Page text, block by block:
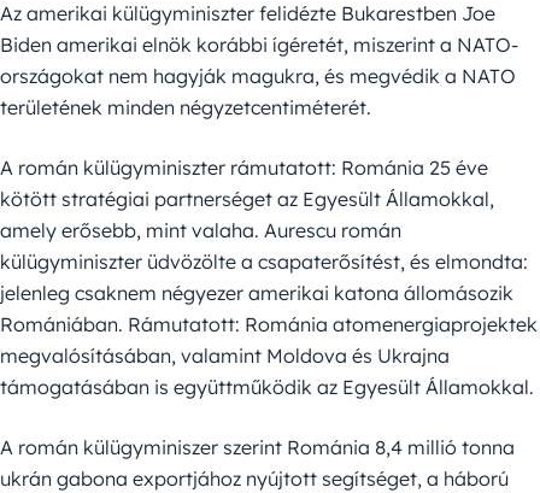
Az amerikai külügyminiszter felidézte Bukarestben Joe
Biden amerikai elnök korábbi ígéretét, miszerint a NATO-
országokat nem hagyják magukra, és megvédik a NATO
területének minden négyzetcentiméterét.
A román külügyminiszter rámutatott: Románia 25 éve
kötött stratégiai partnerséget az Egyesült Államokkal,
amely erősebb, mint valaha. Aurescu román
külügyminiszter üdvözölte a csapaterősítést, és elmondta:
jelenleg csaknem négyezer amerikai katona állomásozik
Romániában. Rámutatott: Románia atomenergiaprojektek
megvalósításában, valamint Moldova és Ukrajna
támogatásában is együttműködik az Egyesült Államokkal.
A román külügyminiszer szerint Románia 8,4 millió tonna
ukrán gabona exportjához nyújtott segítséget, a háború